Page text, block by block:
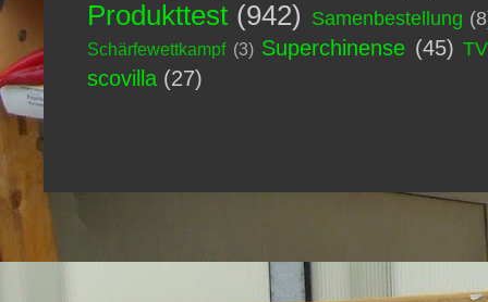
Produkttest (942) Samenbestellung
Schärfewettkampf (3) Superchinense (45) TV
scovilla (27)